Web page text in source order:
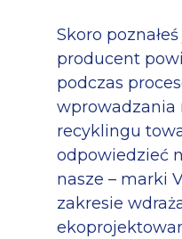
Skoro
producent
podczas
wprowadzania
recyklingu
odpowiedzieć
nasze – marki
zakresie